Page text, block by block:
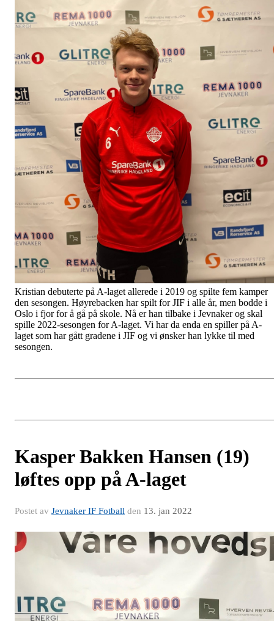
Kristian debuterte på A-laget allerede i 2019 og spilte fem kamper
den sesongen. Høyrebacken har spilt for JIF i alle år, men bodde i
Oslo i fjor for å gå på skole. Nå er han tilbake i Jevnaker og skal
spille 2022-sesongen for A-laget. Vi har da enda en spiller på A-
laget som har gått gradene i JIF og vi ønsker han lykke til med
sesongen.
Kasper Bakken Hansen (19)
løftes opp på A-laget
Postet av Jevnaker IF Fotball den 13. jan 2022